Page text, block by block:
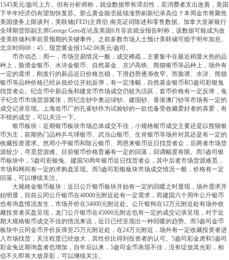
1545美元/盎司上方。但有分析师称，就业数据带有滞后性，若消费者支出改善，美国
下半年经济仍有望加快复苏。那么黄金能否延续涨势刷新纪录高位？本周金市将聚焦
美国债务上限谈判，美联储(FED)主席伯·南克证词陈述和零售数据。加拿大皇家银行
全球期货部副主席George Gero在论及美国6月非农就业报告时称，该数据可能成为改
变美联储利率前景预期的关键事件。之前多数市场人士预计美联储可能于明年加息。
北京时间08：45，现货黄金报1542.06美元/盎司。
币市动态：周一，市场交易情况一般，成交稀疏，主要集中在最近稍显火热的品
种上，脸谱金银币、水浒金银币、自然基金、京沪高铁、熊猫银币等品种上，场外有
一定的需求，刚发行的新品近日价格岂稳，下滑趋势逐渐收窄。而脸谱、水浒、熊猫
银币等品种价格已经从低价位开始反弹，有一定涨幅，自然基金银币和5盎司彩银兔
找货者众。纪念币中新品兔和建党币市场成交仍较为活跃，套币价格有一定反弹，兔
子纪念币市场货源紧张，而纪念钞中奥运绿钞、建国钞、香港澳门钞等市场有一定的
成交记录呈现。上海造币厂的孔雀钞作为试验钞的一款也备受收藏爱好者的喜爱，有
不错的成交，可以关注一下。
银币板块：近期银币板块市场总体成交不佳，小规格银币成交主要还是以熊猫银
币为主，前期热门品种乒乓球银币、武当山银币、生肖银币等场外对其还是有一定的
收藏投资需求。然邓小平银币和陈云银币、周恩来银币近日找货者众，后两者市场货
源较少，寻觅货源难。目前银币价格普遍有一定的回落，回调幅度有限。而5盎司银
币板块中，5盎司彩银兔、建国50周年银币近日找货者众，其中后者市场货源难觅，
市场和网间有一定的求购盘呈现。而5盎司彩银板块市场成交情况一般，价格有一定
回落，可以继续关注。
大规格金银币板块：近日公斤银币板块开始有一定的回暖之时显现，场外需求开
始明显，目前云冈公斤银币在48000元附近处有一定需求，而建国六十周年公斤银币
也有询盘情况发生，市场开价在34000元附近处。公斤银狗在12万元附近处有场外收
藏投资者买盘呈现，龙门公斤银币在45000元附近也有一定的成交记录呈现，对于近
期大规格银币成交不佳的情况来说，近日已经呈现出一种回暖的趋势。而5盎司金币
板块中云冈金币开价反弹至25万元附近处，在24万元附近，场外有一定收藏投资者进
入市场找货，关注程度已经放大，其性价比得到投资者的认可。5盎司彩金虎和5盎司
彩金兔近期询盘者也增加，自年后以来，5盎司金币表现不佳，没有绽放其光彩，相
信不久即将大放异彩，可以继续关注。